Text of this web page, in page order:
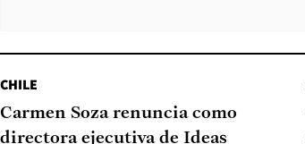
CHILE
Carmen Soza renuncia como
directora ejecutiva de Ideas